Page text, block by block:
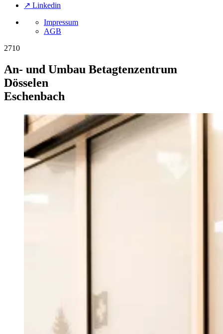
↗ Linkedin
Impressum
AGB
2710
An- und Umbau Betagtenzentrum
Dösselen
Eschenbach